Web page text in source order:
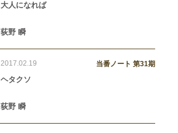
大人になれば
荻野 瞬
2017.02.19 当番ノート 第31期
ヘタクソ
荻野 瞬